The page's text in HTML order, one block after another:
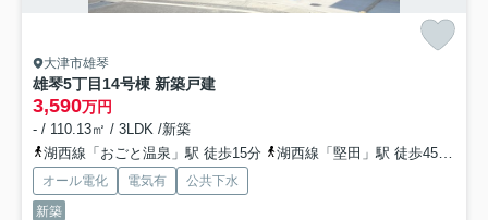
大津市雄琴
雄琴5丁目14号棟 新築戸建
3,590万円
- / 110.13㎡ / 3LDK /新築
湖西線「おごと温泉」駅 徒歩15分
湖西線「堅田」駅 徒歩45分
オール電化 電気有
公共下水
新築